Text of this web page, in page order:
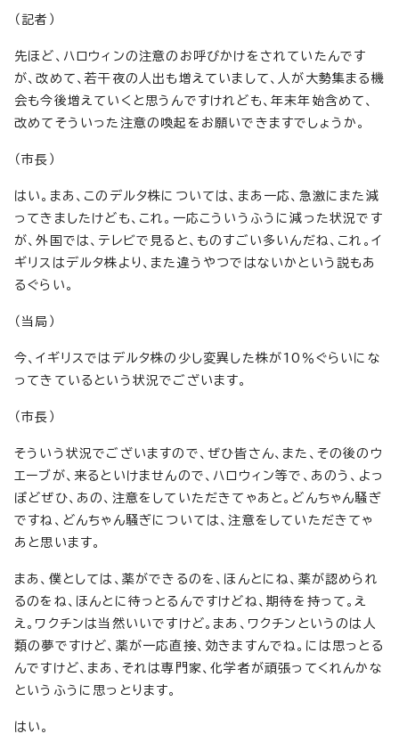
（記者）
先ほど、ハロウィンの注意のお呼びかけをされていたんです
が、改めて、若干夜の人出も増えていまして、人が大勢集まる機
会も今後増えていくと思うんですけれども、年末年始含めて、
改めてそういった注意の喚起をお願いできますでしょうか。
（市長）
はい。まあ、このデルタ株については、まあ一応、急激にまた減
ってきましたけども、これ。一応こういうふうに減った状況です
が、外国では、テレビで見ると、ものすごい多いんだね、これ。イ
ギリスはデルタ株より、また違うやつではないかという説もあ
るぐらい。
（当局）
今、イギリスではデルタ株の少し変異した株が10％ぐらいにな
ってきているという状況でございます。
（市長）
そういう状況でございますので、ぜひ皆さん、また、その後のウ
エーブが、来るといけませんので、ハロウィン等で、あのう、よっ
ぽどぜひ、あの、注意をしていただきてゃあと。どんちゃん騒ぎ
ですね、どんちゃん騒ぎについては、注意をしていただきてゃ
あと思います。
まあ、僕としては、薬ができるのを、ほんとにね、薬が認められ
るのをね、ほんとに待っとるんですけどね、期待を持って。え
え。ワクチンは当然いいですけど。まあ、ワクチンというのは人
類の夢ですけど、薬が一応直接、効きますんでね。には思っとる
んですけど、まあ、それは専門家、化学者が頑張ってくれんかな
というふうに思っとります。
はい。